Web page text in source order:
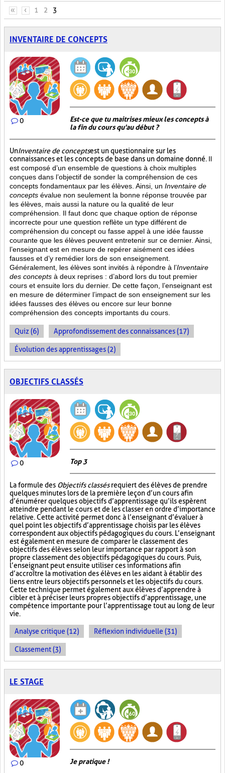
PAGES
« ‹ 1 2 3
INVENTAIRE DE CONCEPTS
0
Est-ce que tu maitrises mieux les concepts à
la fin du cours qu'au début ?
UnInventaire de conceptsest un questionnaire sur les
connaissances et les concepts de base dans un domaine donné. Il
est composé d’un ensemble de questions à choix multiples
conçues dans l’objectif de sonder la compréhension de ces
concepts fondamentaux par les élèves. Ainsi, un Inventaire de
concepts évalue non seulement la bonne réponse trouvée par
les élèves, mais aussi la nature ou la qualité de leur
compréhension. Il faut donc que chaque option de réponse
incorrecte pour une question reflète un type différent de
compréhension du concept ou fasse appel à une idée fausse
courante que les élèves peuvent entretenir sur ce dernier. Ainsi,
l’enseignant est en mesure de repérer aisément ces idées
fausses et d’y remédier lors de son enseignement.
Généralement, les élèves sont invités à répondre à l’Inventaire
des concepts à deux reprises : d’abord lors du tout premier
cours et ensuite lors du dernier. De cette façon, l’enseignant est
en mesure de déterminer l’impact de son enseignement sur les
idées fausses des élèves ou encore sur leur bonne
compréhension des concepts importants du cours.
Quiz (6) Approfondissement des connaissances (17)
Évolution des apprentissages (2)
OBJECTIFS CLASSÉS
0 Top 3
La formule des Objectifs classésrequiert des élèves de prendre
quelques minutes lors de la première leçon d’un cours afin
d’énumérer quelques objectifs d’apprentissage qu’ils espèrent
atteindre pendant le cours et de les classer en ordre d’importance
relative. Cette activité permet donc à l’enseignant d’évaluer à
quel point les objectifs d’apprentissage choisis par les élèves
correspondent aux objectifs pédagogiques du cours. L’enseignant
est également en mesure de comparer le classement des
objectifs des élèves selon leur importance par rapport à son
propre classement des objectifs pédagogiques du cours. Puis,
l’enseignant peut ensuite utiliser ces informations afin
d’accroître la motivation des élèves en les aidant à établir des
liens entre leurs objectifs personnels et les objectifs du cours.
Cette technique permet également aux élèves d’apprendre à
cibler et à préciser leurs propres objectifs d’apprentissage, une
compétence importante pour l’apprentissage tout au long de leur
vie.
Analyse critique (12) Réflexion individuelle (31)
Classement (3)
LE STAGE
0 Je pratique !